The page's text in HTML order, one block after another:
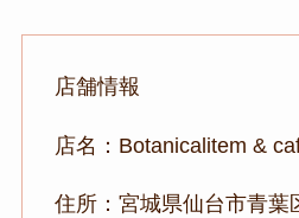
店舗情報
店名：Botanicalitem &
住所：宮城県仙台市青葉